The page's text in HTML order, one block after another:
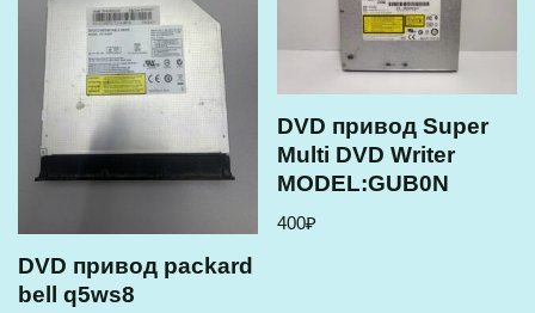
DVD привод packard
bell q5ws8
DVD привод Super
Multi DVD Writer
MODEL:GUB0N
400₽